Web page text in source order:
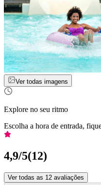
Ver todas imagens
Explore no seu ritmo
Escolha a hora de entrada,
4,9/5(12)
Ver todas as 12 avaliações